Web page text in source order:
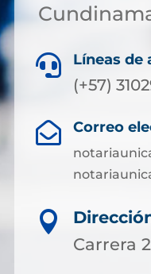
 Líneas de
(+57)
 Correo

Carrera